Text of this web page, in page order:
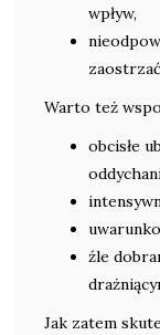
wpływ,
Warto też
obcisłe
źle
Jak zatem